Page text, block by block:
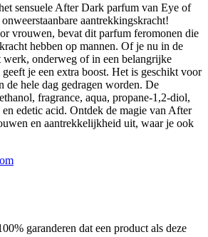
sensuele After Dark parfum van Eye of
aantrekkingskracht!
vrouwen, bevat dit parfum feromonen die
hebben op mannen. Of je nu in de
werk, onderweg of in een belangrijke
je een extra boost. Het is geschikt voor
de hele dag gedragen worden. De
fragrance, aqua, propane-1,2-diol,
en edetic acid. Ontdek de magie van After
en aantrekkelijkheid uit, waar je ook
garanderen dat een product als deze